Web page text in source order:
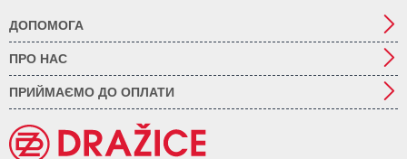
ДОПОМОГА
ПРО НАС
ПРИЙМАЄМО ДО ОПЛАТИ